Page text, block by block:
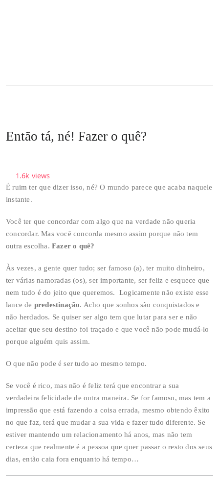
Então tá, né! Fazer o quê?
1.6k views
É ruim ter que dizer isso, né? O mundo parece que acaba naquele
instante.
Você ter que concordar com algo que na verdade não queria
concordar. Mas você concorda mesmo assim porque não tem
outra escolha. Fazer o quê?
Às vezes, a gente quer tudo; ser famoso (a), ter muito dinheiro,
ter várias namoradas (os), ser importante, ser feliz e esquece que
nem tudo é do jeito que queremos. Logicamente não existe esse
lance de predestinação. Acho que sonhos são conquistados e
não herdados. Se quiser ser algo tem que lutar para ser e não
aceitar que seu destino foi traçado e que você não pode mudá-lo
porque alguém quis assim.
O que não pode é ser tudo ao mesmo tempo.
Se você é rico, mas não é feliz terá que encontrar a sua
verdadeira felicidade de outra maneira. Se for famoso, mas tem a
impressão que está fazendo a coisa errada, mesmo obtendo êxito
no que faz, terá que mudar a sua vida e fazer tudo diferente. Se
estiver mantendo um relacionamento há anos, mas não tem
certeza que realmente é a pessoa que quer passar o resto dos seus
dias, então caia fora enquanto há tempo…